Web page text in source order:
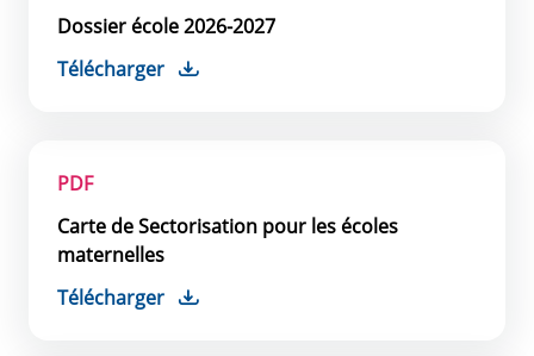
Dossier école 2026-2027
Télécharger
PDF
Carte de Sectorisation pour les écoles
maternelles
Télécharger